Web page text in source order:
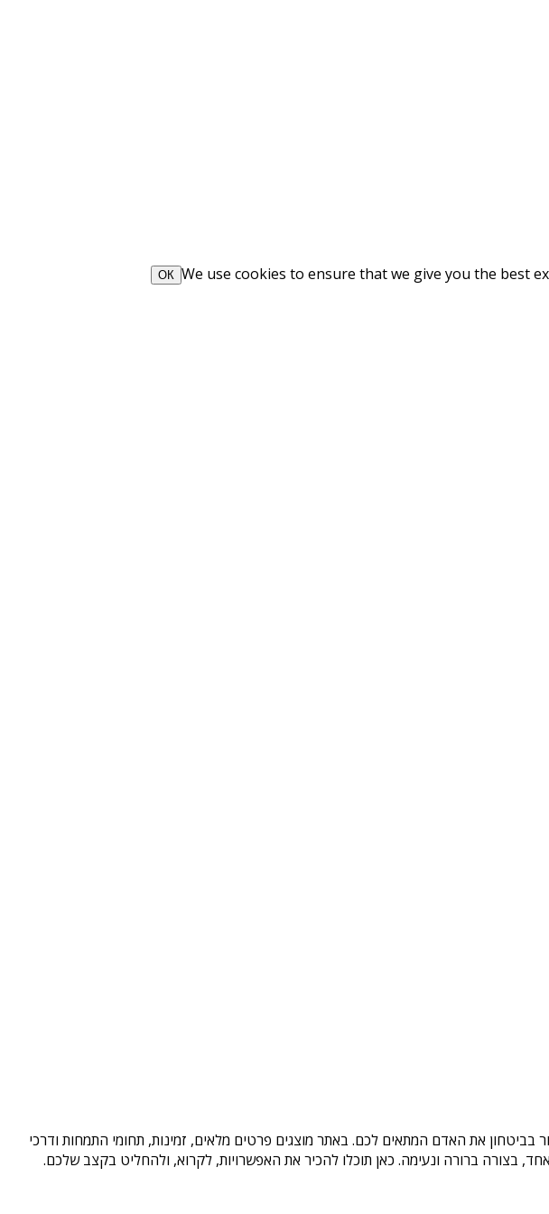
We use cookies to ensure that we give you the best
ОК
בביטחון את האדם המתאים לכם. באתר מוצגים פרטים מלאים, זמינות, תחומי התמחות ודרכי
בצורה ברורה ונעימה. כאן תוכלו להכיר את האפשרויות, לקרוא, ולהחליט בקצב שלכם.